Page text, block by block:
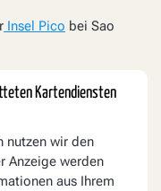
Insel Pico bei Sao
Kartendiensten
nutzen wir den
Anzeige werden
aus Ihrem